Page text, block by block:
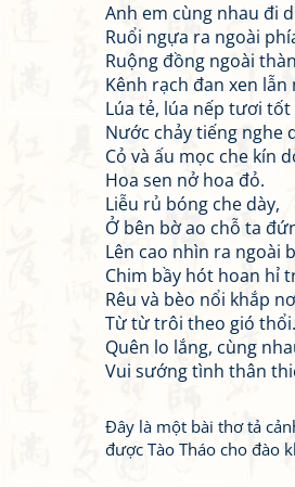
Anh em cùng nhau đi
Ruổi ngựa ra ngoài
Ruộng đồng ngoài
Kênh rạch đan xen lẫn
Lúa tẻ, lúa nếp tươi tốt
Nước chảy tiếng nghe
Cỏ và ấu mọc che kín
Hoa sen nở hoa đỏ.
Liễu rủ bóng che dày,
Ở bên bờ ao chỗ ta
Lên cao nhìn ra ngoài
Chim bầy hót hoan hỉ
Rêu và bèo nổi khắp
Từ từ trôi theo gió thổi.
Quên lo lắng, cùng
Vui sướng tình thân
Đây là một bài thơ tả
được Tào Tháo cho đào